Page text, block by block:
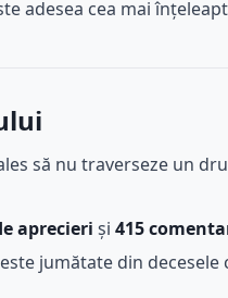
adesea cea mai
să nu traverseze un
aprecieri și 415
jumătate din